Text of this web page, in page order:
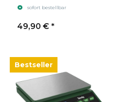
sofort bestellbar
49,90 € *
Bestseller